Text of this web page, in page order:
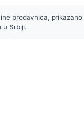
prodavnica,
u Srbiji.